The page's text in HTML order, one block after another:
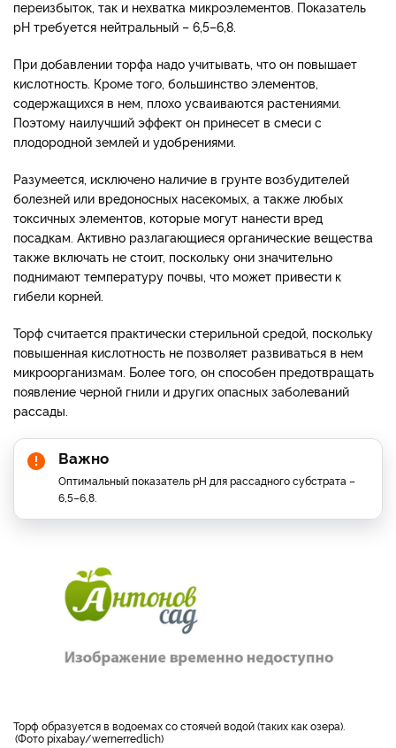
переизбыток, так и нехватка микроэлементов. Показатель
pH требуется нейтральный – 6,5–6,8.
При добавлении торфа надо учитывать, что он повышает
кислотность. Кроме того, большинство элементов,
содержащихся в нем, плохо усваиваются растениями.
Поэтому наилучший эффект он принесет в смеси с
плодородной землей и удобрениями.
Разумеется, исключено наличие в грунте возбудителей
болезней или вредоносных насекомых, а также любых
токсичных элементов, которые могут нанести вред
посадкам. Активно разлагающиеся органические вещества
также включать не стоит, поскольку они значительно
поднимают температуру почвы, что может привести к
гибели корней.
Торф считается практически стерильной средой, поскольку
повышенная кислотность не позволяет развиваться в нем
микроорганизмам. Более того, он способен предотвращать
появление черной гнили и других опасных заболеваний
рассады.
Важно
Оптимальный показатель pH для рассадного субстрата –
6,5–6,8.
торф образуется в водоемах со стоячей водой (таких как озера).
Фото pixabay/wernerredlich